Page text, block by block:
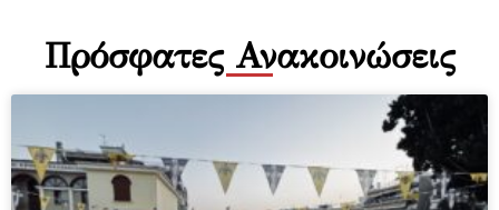
Πρόσφατες Ανακοινώσεις